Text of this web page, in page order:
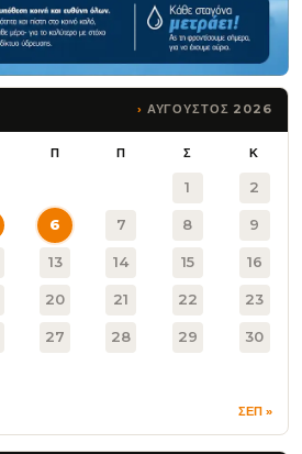
ΑΥΓΟΥΣΤΟΣ 2026
Π Π Σ Κ
1 2
6 7 8 9
13 14 15 16
20 21 22 23
27 28 29 30
ΣΕΠ »